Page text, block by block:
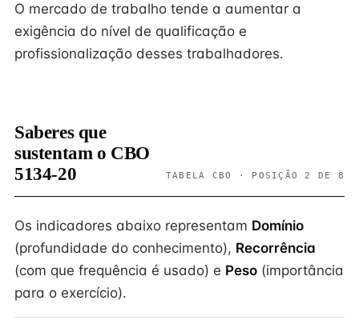
O mercado de trabalho tende a aumentar a
exigência do nível de qualificação e
profissionalização desses trabalhadores.
Saberes que
sustentam o CBO
5134-20
TABELA CBO · POSIÇÃO 2 DE 8
Os indicadores abaixo representam Domínio
(profundidade do conhecimento), Recorrência
(com que frequência é usado) e Peso (importância
para o exercício).